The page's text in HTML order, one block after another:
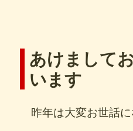
あけまして
います
昨年は大変お世話に